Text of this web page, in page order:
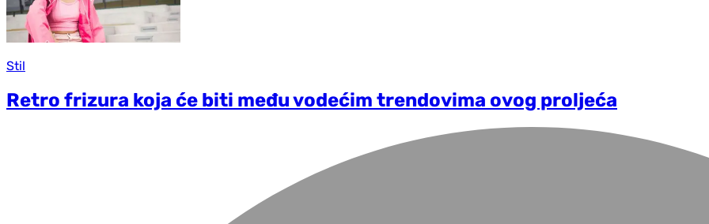
Stil
Retro frizura koja će biti među vodećim trendovima ovog proljeća